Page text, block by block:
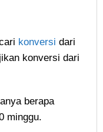
konversi dari
konversi dari
berapa
minggu.